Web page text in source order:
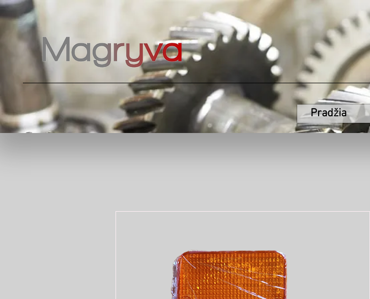
Pradžia